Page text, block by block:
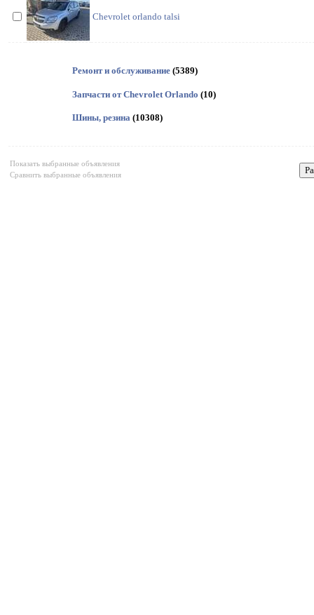
Chevrolet orlando talsi
Ремонт и обслуживание (5389)
Запчасти от Chevrolet Orlando (10)
Шины, резина (10308)
Показать выбранные объявления
Сравнить выбранные объявления